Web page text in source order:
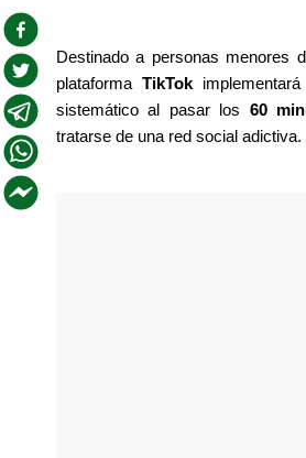
Destinado a personas menores
plataforma TikTok
sistemático al pasar los 60
tratarse de una red social adictiva.